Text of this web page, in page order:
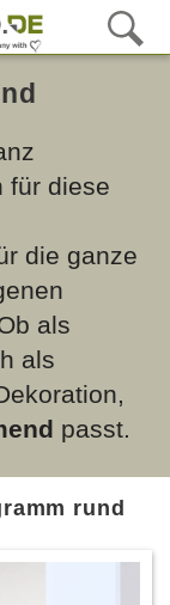
für diese
die ganze
als
als
passt.
rund